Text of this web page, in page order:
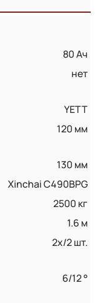
80 Ач
нет
YETT
120 мм
130 мм
Xinchai C490BPG
2500 кг
1.6 м
2x/2 шт.
6/12 °